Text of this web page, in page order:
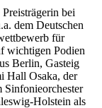
bei
dem Deutschen
für
wichtigen Podien
Berlin, Gasteig
Hall Osaka, der
Sinfonieorchester
Holstein als